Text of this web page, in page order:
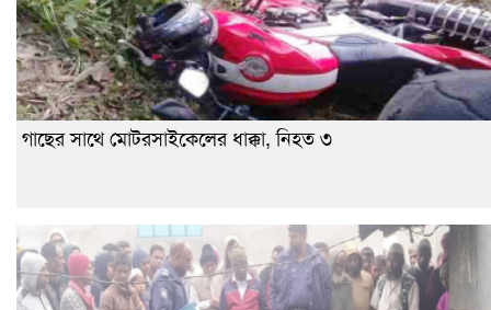
গাছের সাথে মোটরসাইকেলের ধাক্কা, নিহত ৩